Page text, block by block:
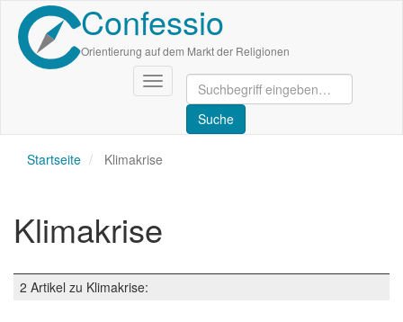
Direkt
zum
Inhalt
Confessio
Orientierung auf dem Markt der Religionen
Navigation
aktivieren/deaktivieren
Startseite Klimakrise
Klimakrise
2 Artikel zu Klimakrise: